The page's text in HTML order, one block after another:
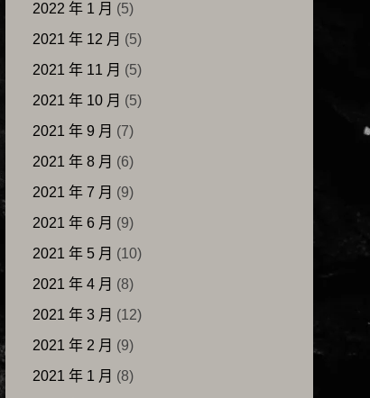
2022 年 1 月 (5)
2021 年 12 月 (5)
2021 年 11 月 (5)
2021 年 10 月 (5)
2021 年 9 月 (7)
2021 年 8 月 (6)
2021 年 7 月 (9)
2021 年 6 月 (9)
2021 年 5 月 (10)
2021 年 4 月 (8)
2021 年 3 月 (12)
2021 年 2 月 (9)
2021 年 1 月 (8)